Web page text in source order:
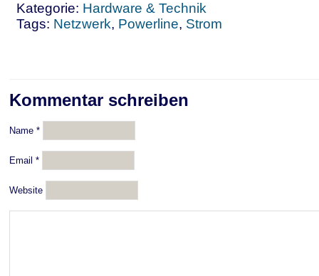
Kategorie: Hardware & Technik
Tags: Netzwerk, Powerline, Strom
Kommentar schreiben
Name *
Email *
Website